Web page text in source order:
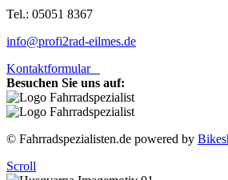
Tel.: 05051 8367
info@profi2rad-eilmes.de
Kontaktformular
Besuchen Sie uns auf:
© Fahrradspezialisten.de powered by
Scroll